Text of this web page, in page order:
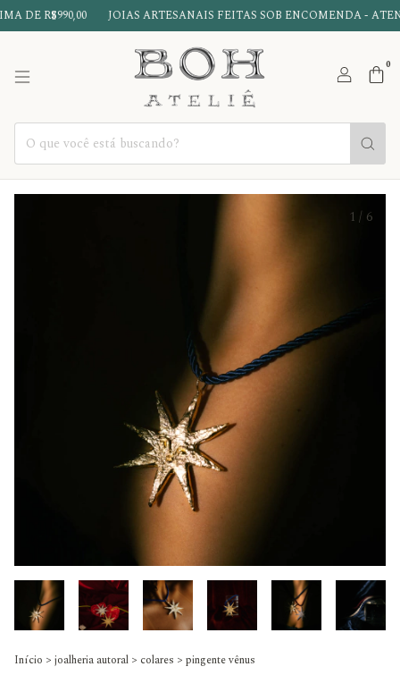
DE R$990,00 JOIAS ARTESANAIS FEITAS SOB ENCOMENDA -
0
1 / 6
Início > joalheria autoral > colares > pingente vênus